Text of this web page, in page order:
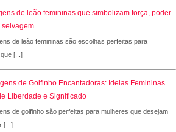
de leão femininas que simbolizam força, poder
selvagem
de leão femininas são escolhas perfeitas para
[...]
de Golfinho Encantadoras: Ideias Femininas
Liberdade e Significado
de golfinho são perfeitas para mulheres que desejam
[...]